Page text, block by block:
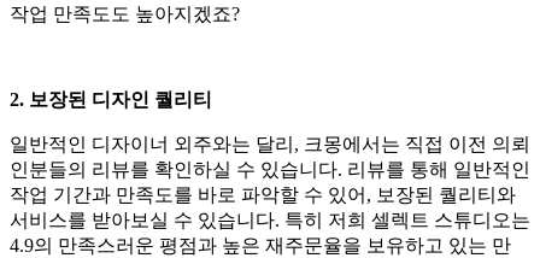
작업 만족도도 높아지겠죠?
2. 보장된 디자인 퀄리티
일반적인 디자이너 외주와는 달리, 크몽에서는 직접 이전 의뢰
인분들의 리뷰를 확인하실 수 있습니다. 리뷰를 통해 일반적인
작업 기간과 만족도를 바로 파악할 수 있어, 보장된 퀄리티와
서비스를 받아보실 수 있습니다. 특히 저희 셀렉트 스튜디오는
4.9의 만족스러운 평점과 높은 재주문율을 보유하고 있는 만